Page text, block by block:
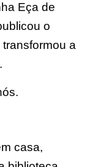
Eça de
o
a
casa,